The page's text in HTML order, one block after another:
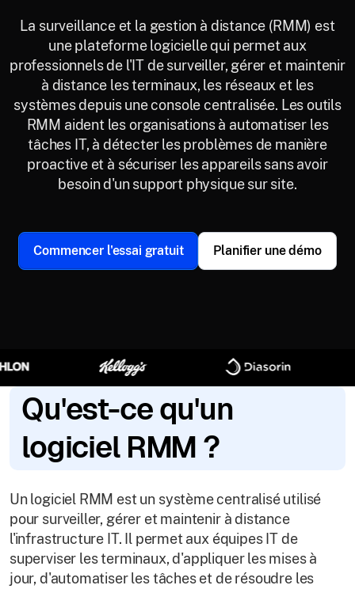
La surveillance et la gestion à distance (RMM) est
une plateforme logicielle qui permet aux
professionnels de l'IT de surveiller, gérer et maintenir
à distance les terminaux, les réseaux et les
systèmes depuis une console centralisée. Les outils
RMM aident les organisations à automatiser les
tâches IT, à détecter les problèmes de manière
proactive et à sécuriser les appareils sans avoir
besoin d'un support physique sur site.
Commencer l'essai gratuit Planifier une démo
Qu'est-ce qu'un
logiciel RMM ?
Un logiciel RMM est un système centralisé utilisé
pour surveiller, gérer et maintenir à distance
l'infrastructure IT. Il permet aux équipes IT de
superviser les terminaux, d'appliquer les mises à
jour, d'automatiser les tâches et de résoudre les